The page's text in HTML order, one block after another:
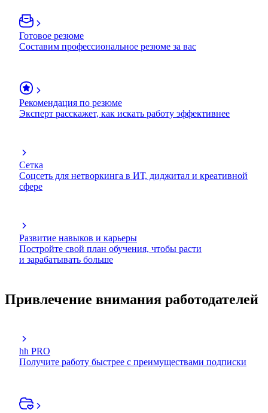
Готовое резюме
Составим профессиональное резюме за вас
Рекомендация по резюме
Эксперт расскажет, как искать работу эффективнее
Сетка
Соцсеть для нетворкинга в ИТ, диджитал и креативной
сфере
Развитие навыков и карьеры
Постройте свой план обучения, чтобы расти
и зарабатывать больше
Привлечение внимания работодателей
hh PRO
Получите работу быстрее с преимуществами подписки